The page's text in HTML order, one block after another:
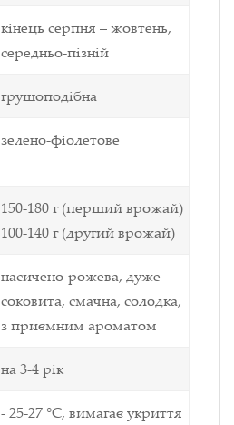
кінець серпня – жовтень,
середньо-пізній
грушоподібна
зелено-фіолетове
150-180 г (перший врожай)
100-140 г (другий врожай)
насичено-рожева, дуже
соковита, смачна, солодка,
з приємним ароматом
на 3-4 рік
- 25-27 °C, вимагає укриття